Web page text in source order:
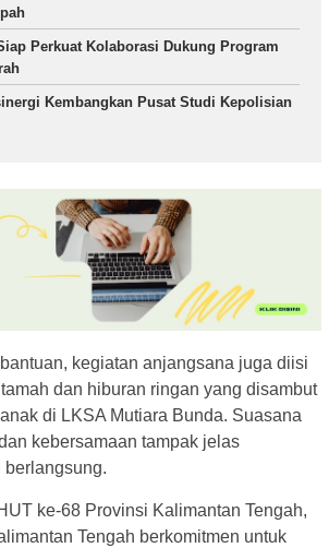
Perkuat Kolaborasi Dukung Program
Kembangkan Pusat Studi Kepolisian
kegiatan anjangsana juga diisi
dan hiburan ringan yang disambut
di LKSA Mutiara Bunda. Suasana
kebersamaan tampak jelas
ke-68 Provinsi Kalimantan Tengah,
Tengah berkomitmen untuk